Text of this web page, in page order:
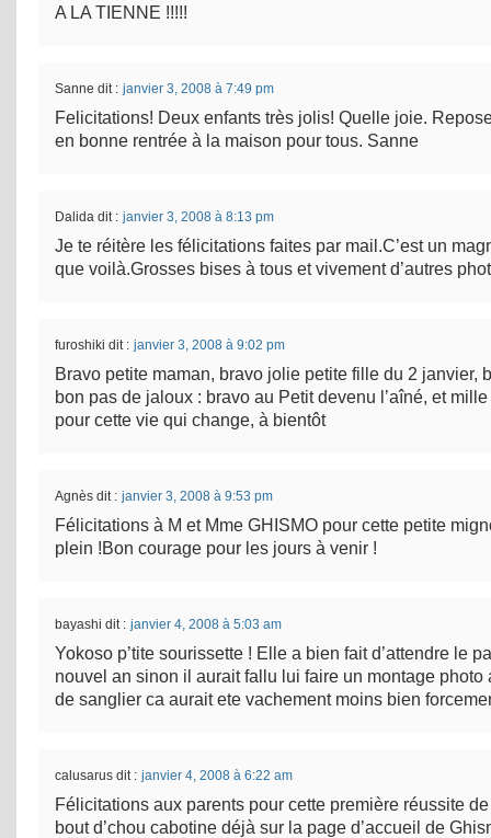
A LA TIENNE !!!!!
Sanne dit : janvier 3, 2008 à 7:49 pm
Felicitations! Deux enfants très jolis! Quelle joie.
en bonne rentrée à la maison pour tous. Sanne
Dalida dit : janvier 3, 2008 à 8:13 pm
Je te réitère les félicitations faites par mail.C’est un
que voilà.Grosses bises à tous et vivement d’autres
furoshiki dit : janvier 3, 2008 à 9:02 pm
Bravo petite maman, bravo jolie petite fille du 2 janvier,
bon pas de jaloux : bravo au Petit devenu l’aîné, et
pour cette vie qui change, à bientôt
Agnès dit : janvier 3, 2008 à 9:53 pm
Félicitations à M et Mme GHISMO pour cette petite
plein !Bon courage pour les jours à venir !
bayashi dit : janvier 4, 2008 à 5:03 am
Yokoso p’tite sourissette ! Elle a bien fait d’attendre le
nouvel an sinon il aurait fallu lui faire un montage photo
de sanglier ca aurait ete vachement moins bien
calusarus dit : janvier 4, 2008 à 6:22 am
Félicitations aux parents pour cette première réussite
bout d’chou cabotine déjà sur la page d’accueil de